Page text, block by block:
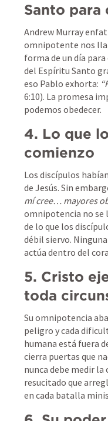
Santo para
Andrew Murray
omnipotente nos
forma de un día
del Espíritu Santo
eso Pablo exhorta:
6:10). La promesa
podemos obedecer.
4. Lo que
comienzo
Los discípulos
de Jesús. Sin
mí cree… mayores
omnipotencia no se
de lo que los
débil siervo.
actúa dentro del
5. Cristo
toda
Su omnipotencia
peligro y cada
humana está fuera
cierra puertas que
nunca debe medir la
resucitado que
en cada batalla